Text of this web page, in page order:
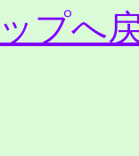
ップへ